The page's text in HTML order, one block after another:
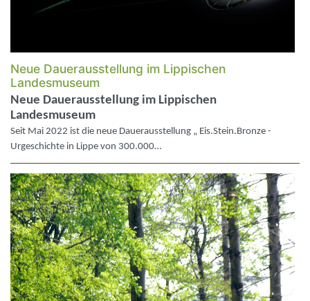
Neue Dauerausstellung im Lippischen
Landesmuseum
Neue Dauerausstellung im Lippischen
Landesmuseum
Seit Mai 2022 ist die neue Dauerausstellung „ Eis.Stein.Bronze -
Urgeschichte in Lippe von 300.000…